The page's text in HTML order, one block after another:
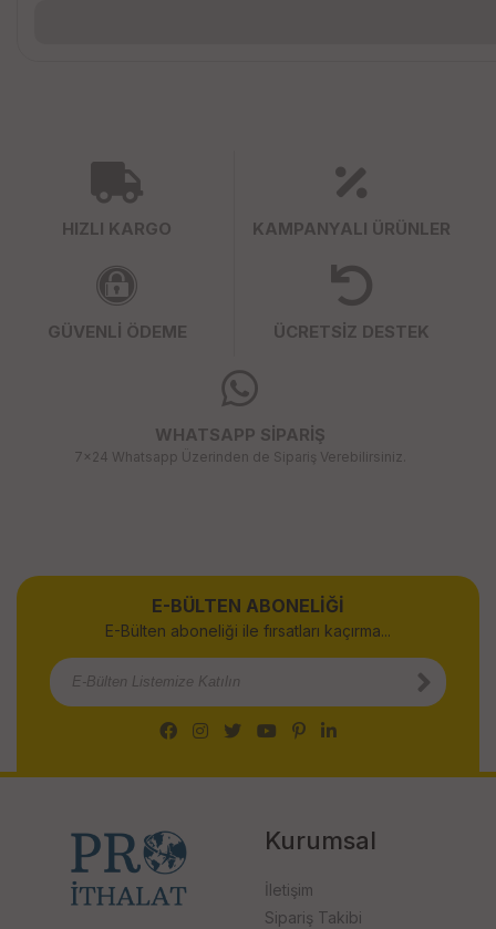
HIZLI KARGO KAMPANYALI ÜRÜNLER
GÜVENLİ ÖDEME ÜCRETSİZ DESTEK
WHATSAPP SİPARİŞ
7x24 Whatsapp Üzerinden de Sipariş Verebilirsiniz.
E-BÜLTEN ABONELİĞİ
E-Bülten aboneliği ile fırsatları kaçırma...
Kurumsal
İletişim
Sipariş Takibi